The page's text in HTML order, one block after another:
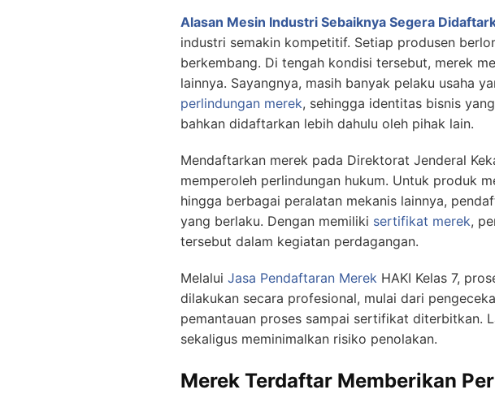
Alasan Mesin Industri Sebaiknya Segera
industri semakin kompetitif. Setiap produsen
berkembang. Di tengah kondisi tersebut, merek
lainnya. Sayangnya, masih banyak pelaku usaha
perlindungan merek, sehingga identitas bisnis
bahkan didaftarkan lebih dahulu oleh pihak lain.
Mendaftarkan merek pada Direktorat Jenderal
memperoleh perlindungan hukum. Untuk produk
hingga berbagai peralatan mekanis lainnya,
yang berlaku. Dengan memiliki sertifikat merek,
tersebut dalam kegiatan perdagangan.
Melalui Jasa Pendaftaran Merek HAKI Kelas 7,
dilakukan secara profesional, mulai dari
pemantauan proses sampai sertifikat diterbitkan.
sekaligus meminimalkan risiko penolakan.
Merek Terdaftar Memberikan